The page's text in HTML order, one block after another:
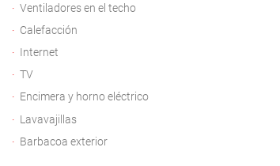
Ventiladores en el techo
Calefacción
Internet
TV
Encimera y horno eléctrico
Lavavajillas
Barbacoa exterior